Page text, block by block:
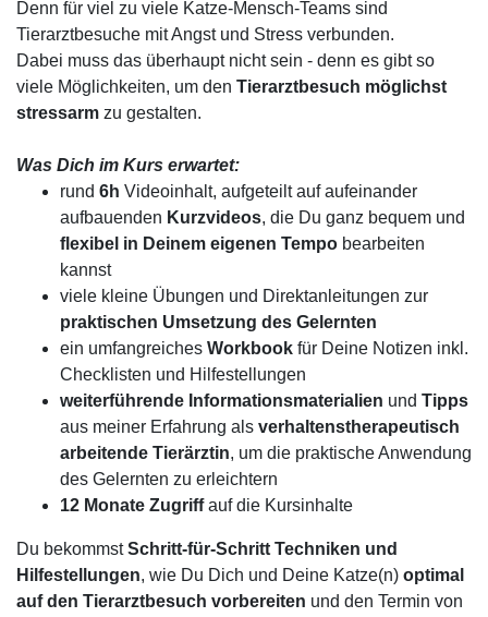
Denn für viel zu viele Katze-Mensch-Teams sind
Tierarztbesuche mit Angst und Stress verbunden.
Dabei muss das überhaupt nicht sein - denn es gibt so
viele Möglichkeiten, um den Tierarztbesuch möglichst
stressarm zu gestalten.
Was Dich im Kurs erwartet:
rund 6h Videoinhalt, aufgeteilt auf aufeinander
aufbauenden Kurzvideos, die Du ganz bequem und
flexibel in Deinem eigenen Tempo bearbeiten
kannst
viele kleine Übungen und Direktanleitungen zur
praktischen Umsetzung des Gelernten
ein umfangreiches Workbook für Deine Notizen inkl.
Checklisten und Hilfestellungen
weiterführende Informationsmaterialien und Tipps
aus meiner Erfahrung als verhaltenstherapeutisch
arbeitende Tierärztin, um die praktische Anwendung
des Gelernten zu erleichtern
12 Monate Zugriffauf die Kursinhalte
Du bekommstSchritt-für-Schritt Techniken und
Hilfestellungen, wie Du Dich und Deine Katze(n) optimal
auf den Tierarztbesuch vorbereiten und den Termin von